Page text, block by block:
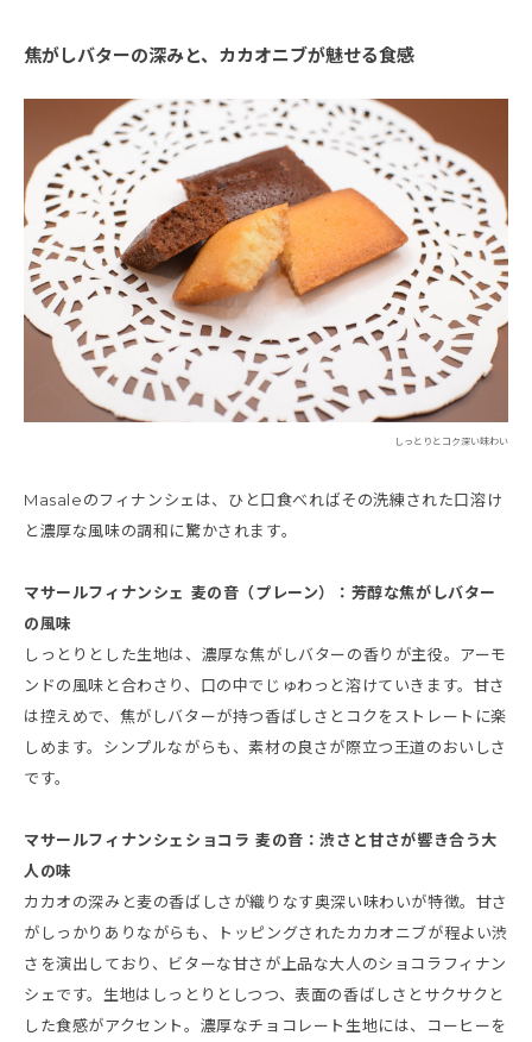
焦がしバターの深みと、カカオニブが魅せる食感
しっとりとコク深い味わい
Masaleのフィナンシェは、ひと口食べればその洗練された口溶け
と濃厚な風味の調和に驚かされます。
マサールフィナンシェ 麦の音（プレーン）：芳醇な焦がしバター
の風味
しっとりとした生地は、濃厚な焦がしバターの香りが主役。アーモ
ンドの風味と合わさり、口の中でじゅわっと溶けていきます。甘さ
は控えめで、焦がしバターが持つ香ばしさとコクをストレートに楽
しめます。シンプルながらも、素材の良さが際立つ王道のおいしさ
です。
マサールフィナンシェショコラ 麦の音：渋さと甘さが響き合う大
人の味
カカオの深みと麦の香ばしさが織りなす奥深い味わいが特徴。甘さ
がしっかりありながらも、トッピングされたカカオニブが程よい渋
さを演出しており、ビターな甘さが上品な大人のショコラフィナン
シェです。生地はしっとりとしつつ、表面の香ばしさとサクサクと
した食感がアクセント。濃厚なチョコレート生地には、コーヒーを